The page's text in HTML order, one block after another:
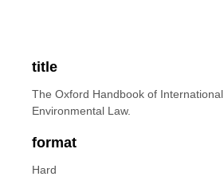
title
The Oxford Handbook of International
Environmental Law.
format
Hard